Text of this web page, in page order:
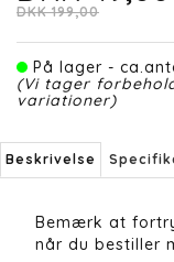
DKK 199,00
På lager -
(Vi tager
variationer)
Beskrivelse
Bemærk at
når du bestiller